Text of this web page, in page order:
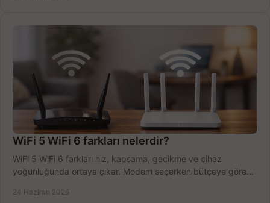
WiFi 5 WiFi 6 farkları nelerdir?
WiFi 5 WiFi 6 farkları hız, kapsama, gecikme ve cihaz
yoğunluğunda ortaya çıkar. Modem seçerken bütçeye göre
24 Haziran 2026